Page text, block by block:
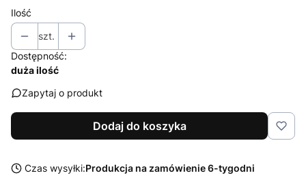
Ilość
szt.
Dostępność:
duża ilość
Zapytaj o produkt
Dodaj do koszyka
Czas wysyłki:Produkcja na zamówienie 6-tygodni